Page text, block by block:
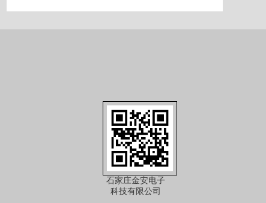
时还需要考虑最多人流量的问题，以免人员过多发生
石家庄金安电子
科技有限公司